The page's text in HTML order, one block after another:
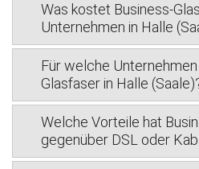
Was kostet Business-
Unternehmen in Halle
Für welche
Glasfaser in Halle
Welche Vorteile hat
gegenüber DSL oder